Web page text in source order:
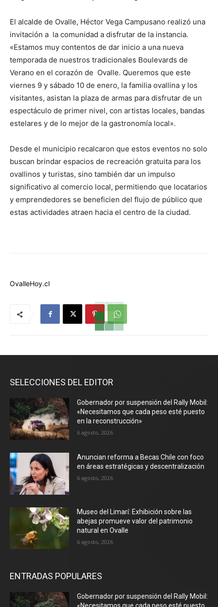
El alcalde de Ovalle, Héctor Vega Campusano realizó una
invitación a la comunidad a disfrutar de la instancia.
«Estamos muy contentos de dar inicio a una nueva
temporada de nuestros tradicionales Boulevards de
Verano en el corazón de Ovalle. Queremos que este
viernes 9 y sábado 10 de enero, la familia ovallina y los
visitantes, asistan la plaza de armas para disfrutar de un
espectáculo de primer nivel, con artistas locales, bandas
estelares y de lo mejor de la gastronomía local».
Desde el municipio recalcaron que estos eventos no solo
buscan brindar espacios de recreación gratuita para los
ovallinos y turistas, sino también dar un impulso
significativo al comercio local, permitiendo que locatarios
y emprendedores se beneficien del flujo de público que
estas actividades atraen hacia el centro de la ciudad.
OvalleHoy.cl